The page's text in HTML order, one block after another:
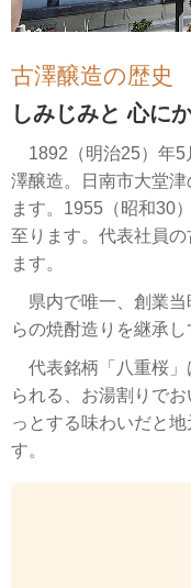
古澤醸造の歴史
しみじみと 心に
1892（明治25）年5
澤醸造。日南市大堂
ます。1955（昭和30
至ります。代表社員
ます。
県内で唯一、創業当
らの焼酎造りを継承し
代表銘柄「八重桜」
られる、お湯割りで
っとする味わいだと
す。